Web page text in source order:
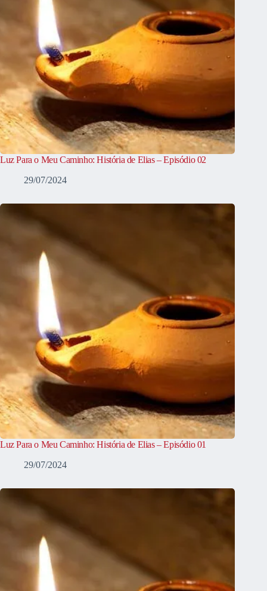
Luz Para o Meu Caminho: História de Elias – Episódio 02
29/07/2024
Luz Para o Meu Caminho: História de Elias – Episódio 01
29/07/2024